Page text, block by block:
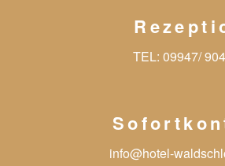
TEL: 09947/
info@hotel-